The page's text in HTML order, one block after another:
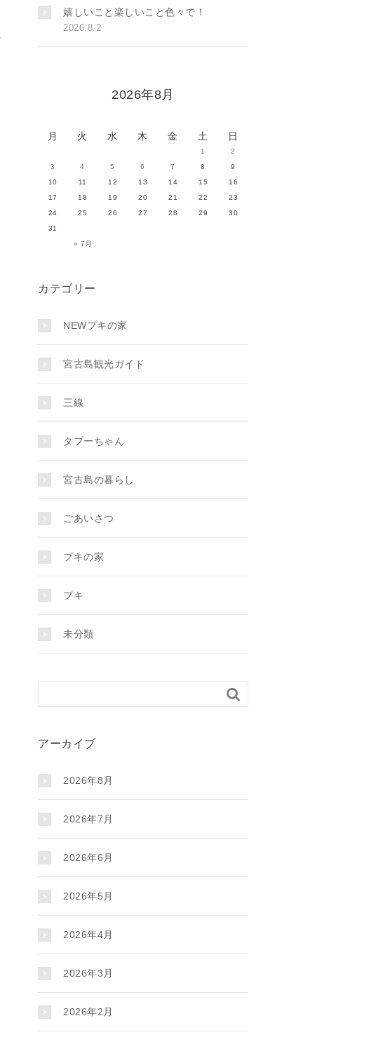
嬉しいこと楽しいこと色々で！
2026.8.2
2026年8月
月 火 水 木 金 土 日
« 7月
1
2
3
4 5 6 7 8
9
10
11 12 13 14 15
16
17
18 19 20 21 22
23
24
25 26 27 28 29
30
31
カテゴリー
NEWプキの家
宮古島観光ガイド
三線
タプーちゃん
宮古島の暮らし
ごあいさつ
プキの家
プキ
未分類

アーカイブ
2026年8月
2026年7月
2026年6月
2026年5月
2026年4月
2026年3月
2026年2月